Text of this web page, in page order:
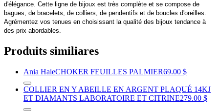
d'élégance. Cette ligne de bijoux est très complète et se compose de
bagues, de bracelets, de colliers, de pendentifs et de boucles d'oreilles.
Agrémentez vos tenues en choisissant la qualité des bijoux tendance à
des prix abordables.
Produits similiares
Ania HaieCHOKER FEUILLES PALMIER69.00 $
COLLIER EN Y ABEILLE EN ARGENT PLAQUÉ 14KJ
ET DIAMANTS LABORATOIRE ET CITRINE279.00 $